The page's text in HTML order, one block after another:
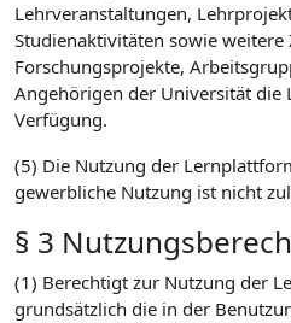
Lehrveranstaltungen,
Studienaktivitäten sowie weitere
Forschungsprojekte,
Angehörigen der Universität die
Verfügung.
(5) Die Nutzung der
gewerbliche Nutzung ist nicht
§ 3
(1) Berechtigt zur Nutzung der
grundsätzlich die in der